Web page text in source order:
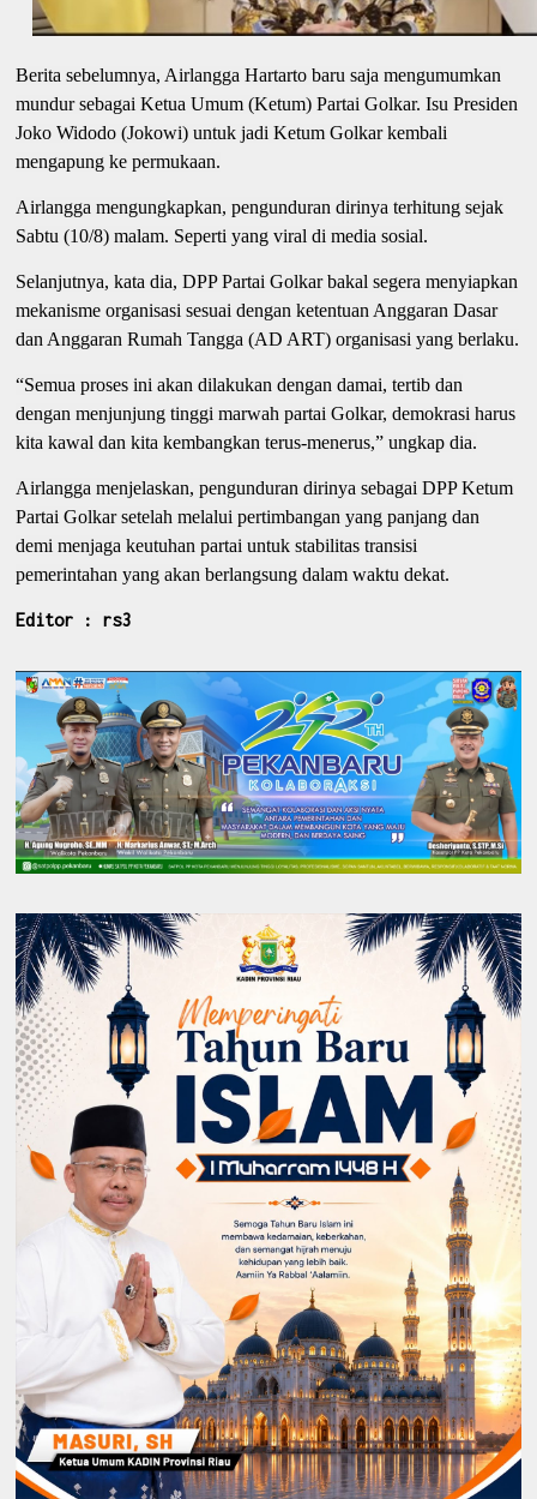
Berita sebelumnya, Airlangga Hartarto baru saja mengumumkan
mundur sebagai Ketua Umum (Ketum) Partai Golkar. Isu Presiden
Joko Widodo (Jokowi) untuk jadi Ketum Golkar kembali
mengapung ke permukaan.
Airlangga mengungkapkan, pengunduran dirinya terhitung sejak
Sabtu (10/8) malam. Seperti yang viral di media sosial.
Selanjutnya, kata dia, DPP Partai Golkar bakal segera menyiapkan
mekanisme organisasi sesuai dengan ketentuan Anggaran Dasar
dan Anggaran Rumah Tangga (AD ART) organisasi yang berlaku.
“Semua proses ini akan dilakukan dengan damai, tertib dan
dengan menjunjung tinggi marwah partai Golkar, demokrasi harus
kita kawal dan kita kembangkan terus-menerus,” ungkap dia.
Airlangga menjelaskan, pengunduran dirinya sebagai DPP Ketum
Partai Golkar setelah melalui pertimbangan yang panjang dan
demi menjaga keutuhan partai untuk stabilitas transisi
pemerintahan yang akan berlangsung dalam waktu dekat.
Editor : rs3